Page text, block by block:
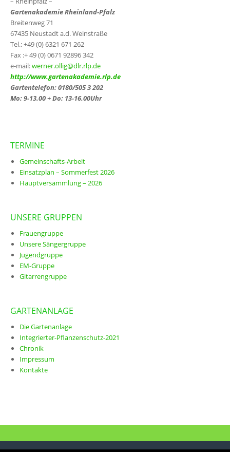
Gartenakademie Rheinland-Pfalz
Breitenweg 71
67435 Neustadt a.d. Weinstraße
Tel.: +49 (0) 6321 671 262
Fax :+ 49 (0) 0671 92896 342
e-mail:werner.ollig@dlr.rlp.de
http://www.gartenakademie.rlp.de
Gartentelefon: 0180/505 3 202
Mo: 9-13.00 + Do: 13-16.00Uhr
TERMINE
Gemeinschafts-Arbeit
Einsatzplan – Sommerfest 2026
Hauptversammlung – 2026
UNSERE GRUPPEN
Frauengruppe
Unsere Sängergruppe
Jugendgruppe
EM-Gruppe
Gitarrengruppe
GARTENANLAGE
Die Gartenanlage
Integrierter-Pflanzenschutz-2021
Chronik
Impressum
Kontakte